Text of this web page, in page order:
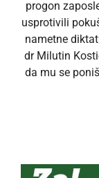
progon
usprotivili
nametne
dr Milutin
da mu se